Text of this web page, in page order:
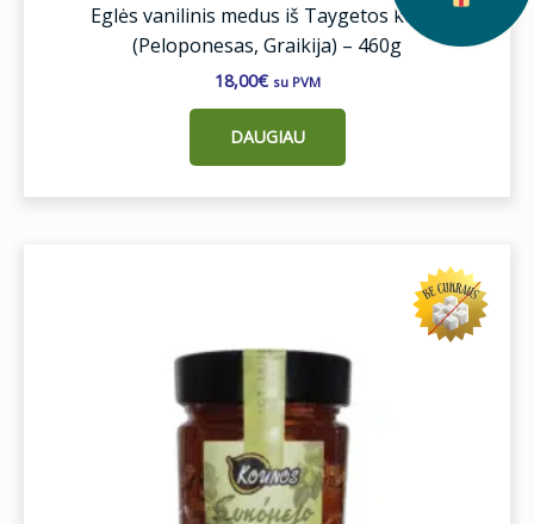
Eglės vanilinis medus iš Taygetos kalnų
(Peloponesas, Graikija) – 460g
18,00€ su PVM
DAUGIAU